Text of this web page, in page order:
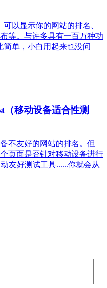
以显示你的网站的排名、
等。与许多具有一百万种功
简单，小白用起来也没问
（移动设备适合性测
不友好的网站的排名。但
页面是否针对移动设备进行
友好测试工具......你就会从